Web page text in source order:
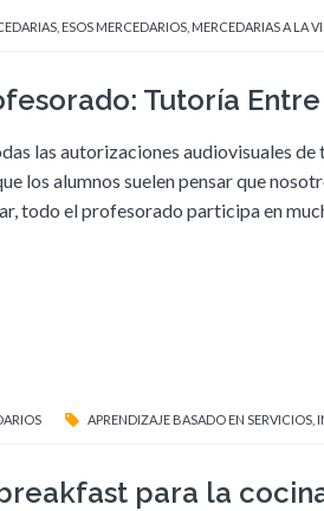
ESOS MERCEDARIOS MERCEDARIAS A LA
Tutoría Entre
las autorizaciones audiovisuales
los alumnos suelen pensar que
todo el profesorado participa en
APRENDIZAJE BASADO EN SERVICIOS
para la